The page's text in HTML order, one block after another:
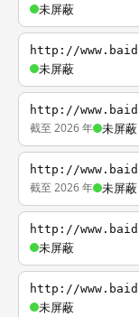
未屏蔽
http://
未屏蔽
http://
截至 2026 年 未屏蔽
http://
截至 2026 年 未屏蔽
http://
未屏蔽
http://
未屏蔽